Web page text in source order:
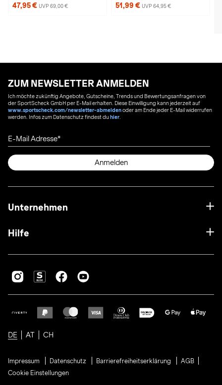
47,95 € UVP 69,00 € 51,99 € UVP 64,95 €
ZUM NEWSLETTER ANMELDEN
Ich möchte zukünftig Angebote, Gutscheine, Trends und Bewertungsanfragen von
der SportScheck GmbH per E-Mail erhalten. Diese Einwilligung kann jederzeit auf
www.sportscheck.com/newsletter-abmeldenoder am Ende jeder E-Mail widerrufen
werden. Infos zum Datenschutz findest duhier
E-Mail Adresse
Anmelden
Unternehmen
Hilfe
DE AT CH
Impressum Datenschutz Barrierefreiheitserklärung
AGB
Cookie Einstellungen